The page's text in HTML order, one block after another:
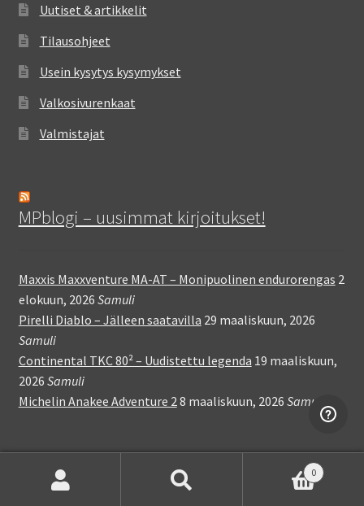
Uutiset & artikkelit
Tilausohjeet
Usein kysytys kysymykset
Valkosivurenkaat
Valmistajat
MPblogi – uusimmat kirjoitukset!
Maxxis Maxxventure MA-AT – Monipuolinen endurorengas 2
elokuun, 2026 Samuli
Pirelli Diablo – Jälleen saatavilla 29 maaliskuun, 2026
Samuli
Continental TKC 80² – Uudistettu legenda 19 maaliskuun,
2026 Samuli
Michelin Anakee Adventure 2 8 maaliskuun, 2026 Samuli
0